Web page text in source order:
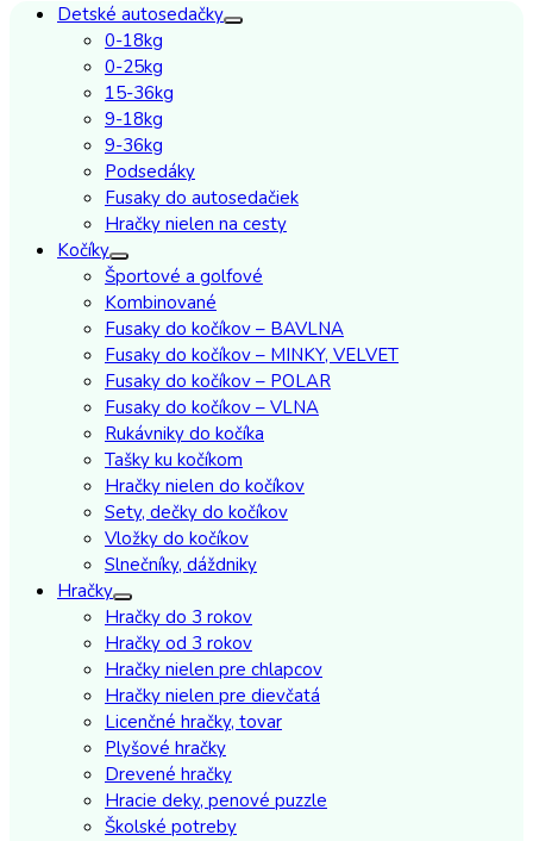
Detské autosedačky
0-18kg
0-25kg
15-36kg
9-18kg
9-36kg
Podsedáky
Fusaky do autosedačiek
Hračky nielen na cesty
Kočíky
Športové a golfové
Kombinované
Fusaky do kočíkov – BAVLNA
Fusaky do kočíkov – MINKY, VELVET
Fusaky do kočíkov – POLAR
Fusaky do kočíkov – VLNA
Rukávniky do kočíka
Tašky ku kočíkom
Hračky nielen do kočíkov
Sety, dečky do kočíkov
Vložky do kočíkov
Slnečníky, dáždniky
Hračky
Hračky do 3 rokov
Hračky od 3 rokov
Hračky nielen pre chlapcov
Hračky nielen pre dievčatá
Licenčné hračky, tovar
Plyšové hračky
Drevené hračky
Hracie deky, penové puzzle
Školské potreby